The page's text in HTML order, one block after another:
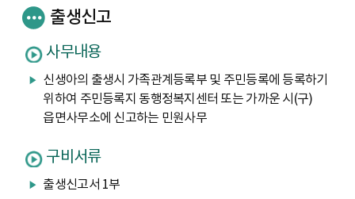
출생신고
사무내용
신생아의 출생시 가족관계등록부 및 주민등록에 등록하기
위하여 주민등록지 동행정복지센터 또는 가까운 시(구)
읍면사무소에 신고하는 민원사무
구비서류
출생신고서 1부